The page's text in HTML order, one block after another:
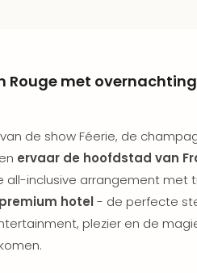
Rouge met
de show Féerie, de
ervaar de hoofdstad van
all-inclusive arrangement met
hotel- de perfecte
plezier en de